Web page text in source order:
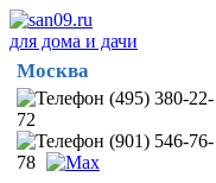
для дома и дачи
Москва
(495) 380-22-
72
(901) 546-76-
78